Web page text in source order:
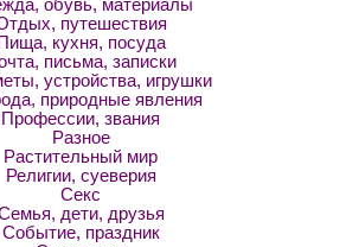
обувь, материалы
путешествия
Пища, кухня, посуда
письма, записки
устройства, игрушки
природные явления
Профессии, звания
Разное
Растительный мир
Религии, суеверия
Секс
дети, друзья
Событие, праздник